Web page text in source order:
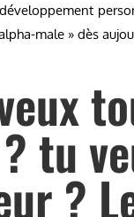
male » dès
tu
?